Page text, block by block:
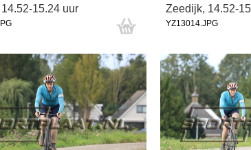
15.24 uur Zeedijk, 14.52-
YZ13014.JPG